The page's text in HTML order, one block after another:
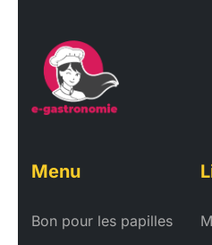
Menu
Bon pour les papilles